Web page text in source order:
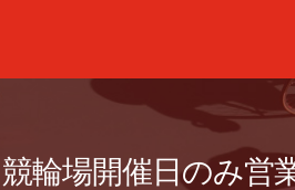
競輪場開催日のみ営